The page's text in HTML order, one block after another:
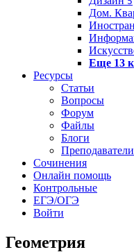
Дом.
Еще 13
Ресурсы
Статьи
Вопросы
Форум
Файлы
Блоги
Преподаватели
Сочинения
Онлайн помощь
Контрольные
ЕГЭ/ОГЭ
Войти
Геометрия